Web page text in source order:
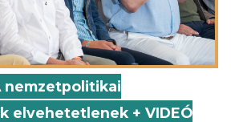
nemzetpolitikai
elvehetetlenek + VIDEÓ